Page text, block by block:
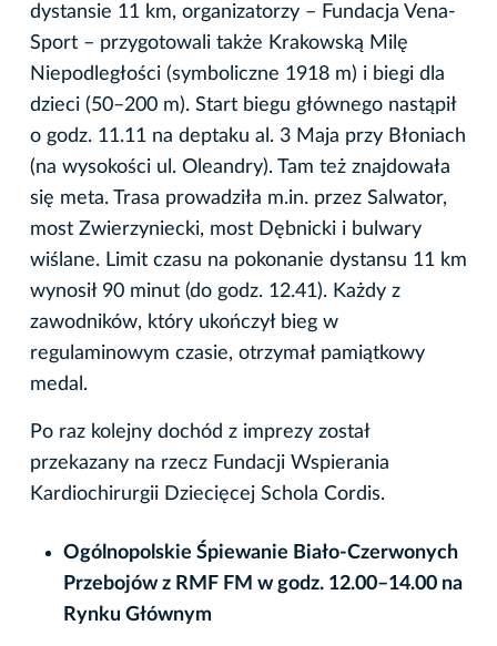
dystansie 11 km, organizatorzy – Fundacja Vena-
Sport – przygotowali także Krakowską Milę
Niepodległości (symboliczne 1918 m) i biegi dla
dzieci (50–200 m). Start biegu głównego nastąpił
o godz. 11.11 na deptaku al. 3 Maja przy Błoniach
(na wysokości ul. Oleandry). Tam też znajdowała
się meta. Trasa prowadziła m.in. przez Salwator,
most Zwierzyniecki, most Dębnicki i bulwary
wiślane. Limit czasu na pokonanie dystansu 11 km
wynosił 90 minut (do godz. 12.41). Każdy z
zawodników, który ukończył bieg w
regulaminowym czasie, otrzymał pamiątkowy
medal.
Po raz kolejny dochód z imprezy został
przekazany na rzecz Fundacji Wspierania
Kardiochirurgii Dziecięcej Schola Cordis.
Ogólnopolskie Śpiewanie Biało-Czerwonych
Przebojów z RMF FM w godz. 12.00–14.00 na
Rynku Głównym